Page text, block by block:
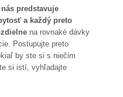
nás predstavuje
a každý preto
na rovnaké dávky
Postupujte preto
by ste si s niečim
si istí, vyhľadajte